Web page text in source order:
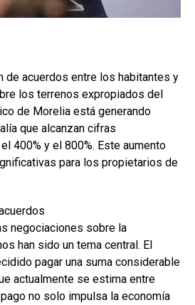
de acuerdos entre los habitantes y
los terrenos expropiados del
de Morelia está generando
que alcanzan cifras
400% y el 800%. Este aumento
para los propietarios de
negociaciones sobre la
han sido un tema central. El
pagar una suma considerable
actualmente se estima entre
no solo impulsa la economía